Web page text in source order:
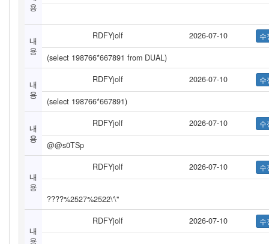
용
내
용
RDFYjolf 2026-07-10
(select 198766*667891 from DUAL)
내
용
RDFYjolf 2026-07-10
(select 198766*667891)
내
용
RDFYjolf 2026-07-10
@@s0TSp
내
용
RDFYjolf 2026-07-10
????%2527%2522\'\"
내
용
RDFYjolf 2026-07-10